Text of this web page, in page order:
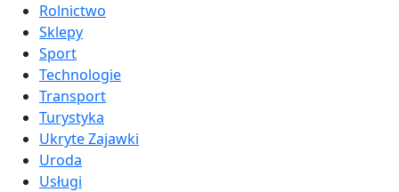
Rolnictwo
Sklepy
Sport
Technologie
Transport
Turystyka
Ukryte Zajawki
Uroda
Usługi